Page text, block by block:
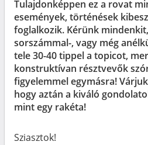
Tulajdonképpen ez a rovat
események, történések
foglalkozik. Kérünk
sorszámmal-, vagy még
tele 30-40 tippel a topicot,
konstruktívan résztvevők
figyelemmel egymásra!
hogy aztán a kiváló
mint egy rakéta!
Sziasztok!